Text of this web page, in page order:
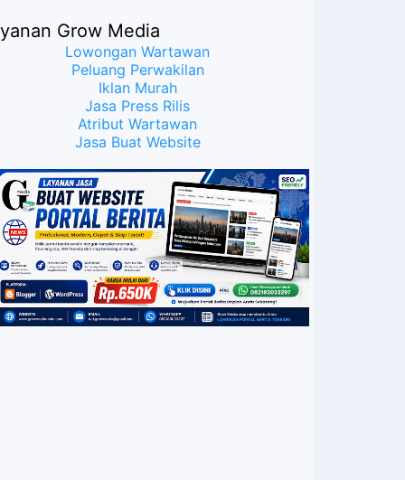
Grow Media
Lowongan Wartawan
Peluang Perwakilan
Iklan Murah
Jasa Press Rilis
Atribut Wartawan
Jasa Buat Website